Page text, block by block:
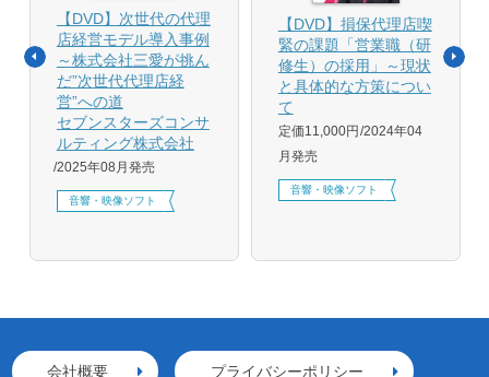
【DVD】次世代の代理
店経営モデル導入事例
～株式会社三愛が挑ん
だ”次世代代理店経
営”への道
セブンスターズコンサ
ルティング株式会社
2025年08月発売
音響・映像ソフト
【DVD】損保代理店喫
緊の課題「営業職（研
修生）の採用」～現状
と具体的な方策につい
て
定価11,000円 2024年04
月発売
音響・映像ソフト
会社概要 プライバシーポリシー